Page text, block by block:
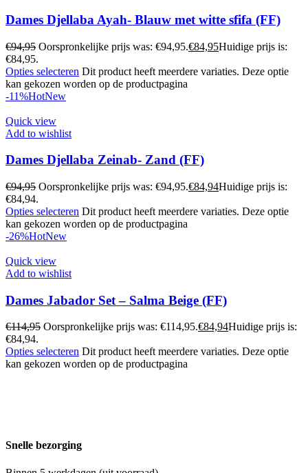
Dames Djellaba Ayah- Blauw met witte sfifa (FF)
€94,95 Oorspronkelijke prijs was: €94,95.€84,95Huidige prijs is:
€84,95.
Opties selecteren Dit product heeft meerdere variaties. Deze optie
kan gekozen worden op de productpagina
-11%HotNew
Quick view
Add to wishlist
Dames Djellaba Zeinab- Zand (FF)
€94,95 Oorspronkelijke prijs was: €94,95.€84,94Huidige prijs is:
€84,94.
Opties selecteren Dit product heeft meerdere variaties. Deze optie
kan gekozen worden op de productpagina
-26%HotNew
Quick view
Add to wishlist
Dames Jabador Set – Salma Beige (FF)
€114,95 Oorspronkelijke prijs was: €114,95.€84,94Huidige prijs is:
€84,94.
Opties selecteren Dit product heeft meerdere variaties. Deze optie
kan gekozen worden op de productpagina
Snelle bezorging